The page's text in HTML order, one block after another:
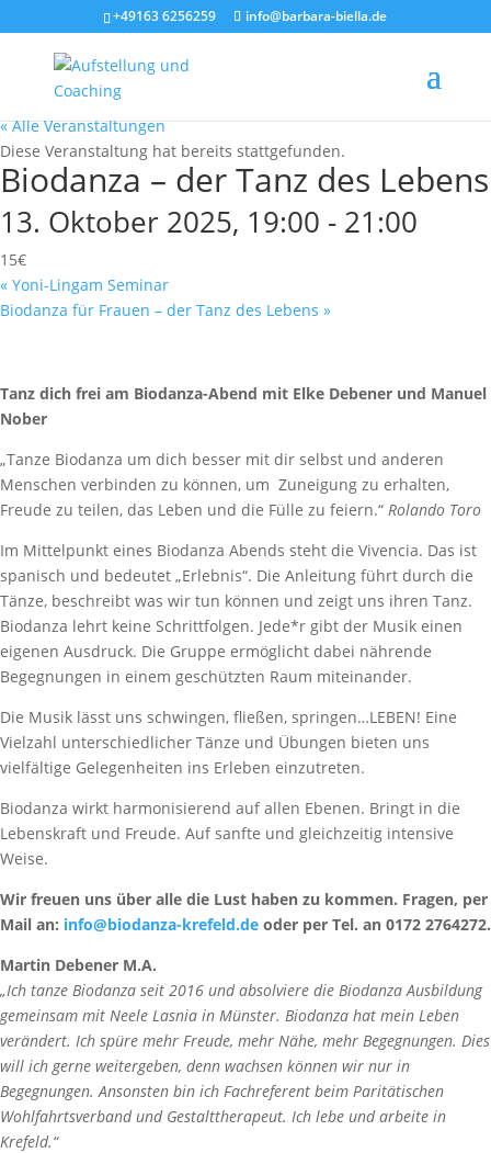
+49163 6256259 info@barbara-biella.de
« Alle Veranstaltungen
Diese Veranstaltung hat bereits stattgefunden.
Biodanza – der Tanz des Lebens
13. Oktober 2025, 19:00 - 21:00
15€
« Yoni-Lingam Seminar
Biodanza für Frauen – der Tanz des Lebens »
Tanz dich frei am Biodanza-Abend mit Elke Debener und Manuel
Nober
„Tanze Biodanza um dich besser mit dir selbst und anderen
Menschen verbinden zu können, um Zuneigung zu erhalten,
Freude zu teilen, das Leben und die Fülle zu feiern.“ Rolando Toro
Im Mittelpunkt eines Biodanza Abends steht die Vivencia. Das ist
spanisch und bedeutet „Erlebnis“. Die Anleitung führt durch die
Tänze, beschreibt was wir tun können und zeigt uns ihren Tanz.
Biodanza lehrt keine Schrittfolgen. Jede*r gibt der Musik einen
eigenen Ausdruck. Die Gruppe ermöglicht dabei nährende
Begegnungen in einem geschützten Raum miteinander.
Die Musik lässt uns schwingen, fließen, springen…LEBEN! Eine
Vielzahl unterschiedlicher Tänze und Übungen bieten uns
vielfältige Gelegenheiten ins Erleben einzutreten.
Biodanza wirkt harmonisierend auf allen Ebenen. Bringt in die
Lebenskraft und Freude. Auf sanfte und gleichzeitig intensive
Weise.
Wir freuen uns über alle die Lust haben zu kommen. Fragen, per
Mail an: info@biodanza-krefeld.de oder per Tel. an 0172 2764272.
Martin Debener M.A.
„Ich tanze Biodanza seit 2016 und absolviere die Biodanza Ausbildung
gemeinsam mit Neele Lasnia in Münster. Biodanza hat mein Leben
verändert. Ich spüre mehr Freude, mehr Nähe, mehr Begegnungen. Dies
will ich gerne weitergeben, denn wachsen können wir nur in
Begegnungen. Ansonsten bin ich Fachreferent beim Paritätischen
Wohlfahrtsverband und Gestalttherapeut. Ich lebe und arbeite in
Krefeld.“